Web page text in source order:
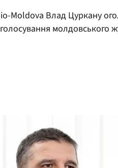
Moldova Влад Цуркану
молдовського